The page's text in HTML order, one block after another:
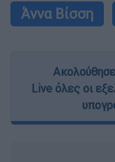
Άννα Βίσση
Live όλες οι